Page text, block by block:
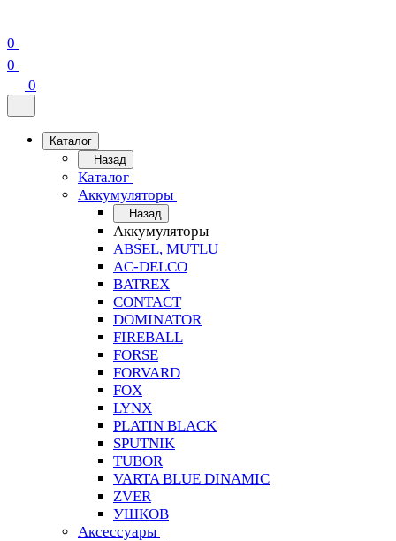
0
0
0
Каталог
Назад
Каталог
Аккумуляторы
Назад
Аккумуляторы
ABSEL, MUTLU
AC-DELCO
BATREX
CONTACT
DOMINATOR
FIREBALL
FORSE
FORVARD
FOX
LYNX
PLATIN BLACK
SPUTNIK
TUBOR
VARTA BLUE DINAMIC
ZVER
УШКОВ
Аксессуары